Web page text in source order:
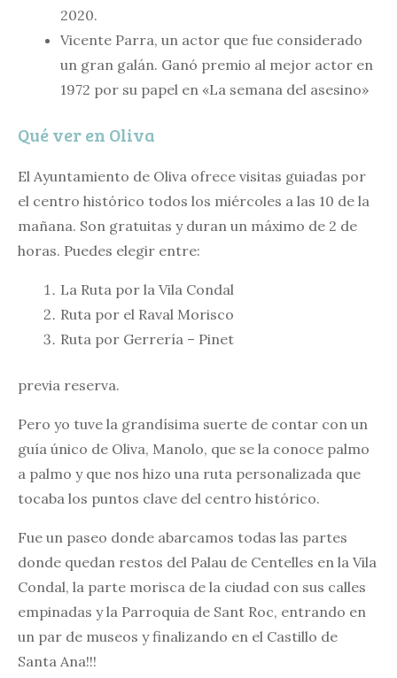
2020.
Vicente Parra, un actor que fue considerado
un gran galán. Ganó premio al mejor actor en
1972 por su papel en «La semana del asesino»
Qué ver en Oliva
El Ayuntamiento de Oliva ofrece visitas guiadas por
el centro histórico todos los miércoles a las 10 de la
mañana. Son gratuitas y duran un máximo de 2 de
horas. Puedes elegir entre:
La Ruta por la Vila Condal
Ruta por el Raval Morisco
Ruta por Gerrería – Pinet
previa reserva.
Pero yo tuve la grandísima suerte de contar con un
guía único de Oliva, Manolo, que se la conoce palmo
a palmo y que nos hizo una ruta personalizada que
tocaba los puntos clave del centro histórico.
Fue un paseo donde abarcamos todas las partes
donde quedan restos del Palau de Centelles en la Vila
Condal, la parte morisca de la ciudad con sus calles
empinadas y la Parroquia de Sant Roc, entrando en
un par de museos y finalizando en el Castillo de
Santa Ana!!!